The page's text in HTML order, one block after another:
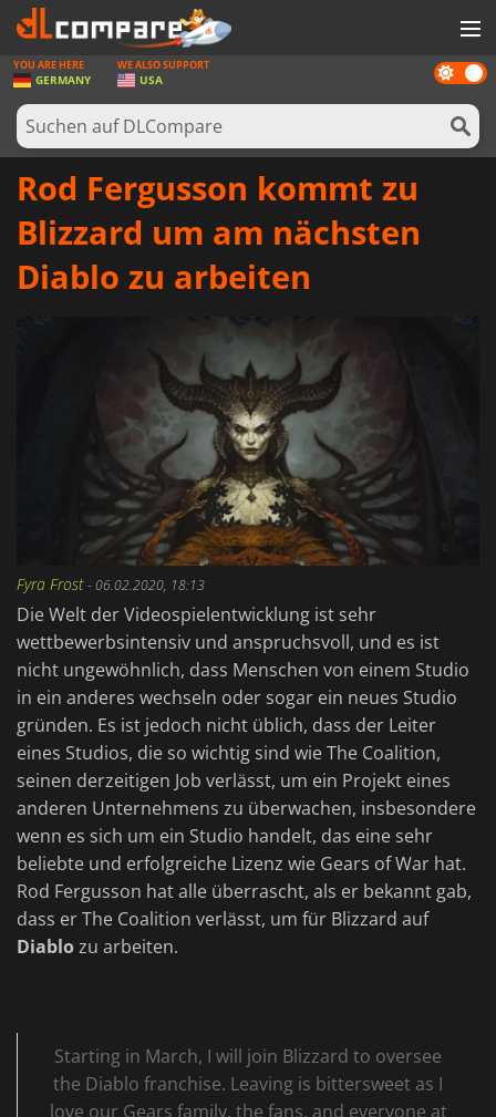
SPIELE
SPIEL KARTEN
SOFTWARE
Dark
mode
YOU ARE HERE
GERMANY
WE ALSO SUPPORT
USA
Rod Fergusson kommt zu
Blizzard um am nächsten
Diablo zu arbeiten
Fyra Frost-06.02.2020, 18:13
Die Welt der Videospielentwicklung ist sehr
wettbewerbsintensiv und anspruchsvoll, und es ist
nicht ungewöhnlich, dass Menschen von einem Studio
in ein anderes wechseln oder sogar ein neues Studio
gründen. Es ist jedoch nicht üblich, dass der Leiter
eines Studios, die so wichtig sind wie The Coalition,
seinen derzeitigen Job verlässt, um ein Projekt eines
anderen Unternehmens zu überwachen, insbesondere
wenn es sich um ein Studio handelt, das eine sehr
beliebte und erfolgreiche Lizenz wie Gears of War hat.
Rod Fergusson hat alle überrascht, als er bekannt gab,
dass er The Coalition verlässt, um für Blizzard auf
Diablozu arbeiten.
Starting in March, I will join Blizzard to oversee
the Diablo franchise. Leaving is bittersweet as I
love our Gears family, the fans, and everyone at